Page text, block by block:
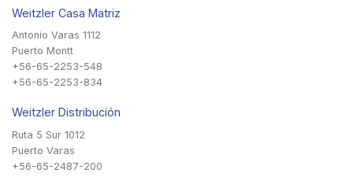
Weitzler Casa Matriz
Antonio Varas 1112
Puerto Montt
+56-65-2253-548
+56-65-2253-834
Weitzler Distribución
Ruta 5 Sur 1012
Puerto Varas
+56-65-2487-200